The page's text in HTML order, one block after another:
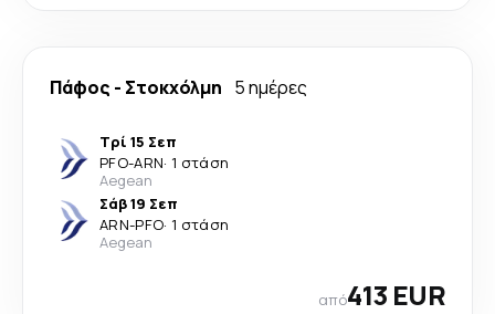
Πάφος - Στοκχόλμη 5 ημέρες
Τρί 15 Σεπ
PFO-ARN· 1 στάση
Aegean
Σάβ 19 Σεπ
ARN-PFO· 1 στάση
Aegean
από413 EUR